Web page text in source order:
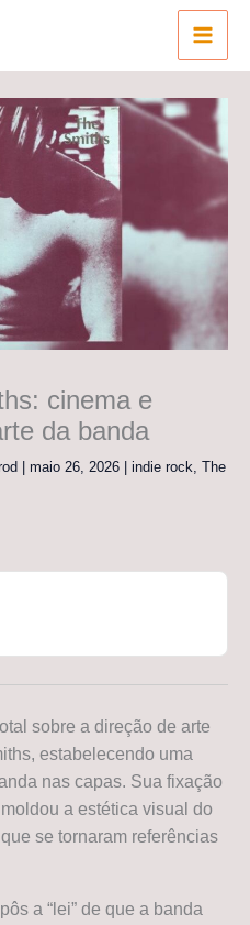
cinema e
da banda
maio 26, 2026 indie rock, The
sobre a direção de arte
estabelecendo uma
nas capas. Sua fixação
a estética visual do
se tornaram referências
a “lei” de que a banda